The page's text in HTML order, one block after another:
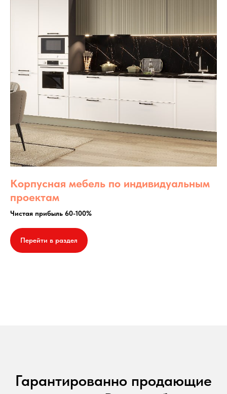
Корпусная мебель по индивидуальным
проектам
Чистая прибыль 60-100%
Перейти в раздел
Гарантированно продающие